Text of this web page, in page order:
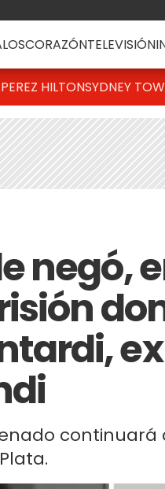
CORAZÓNTELEVISIÓN
PEREZ HILTONSYDNEY
negó,